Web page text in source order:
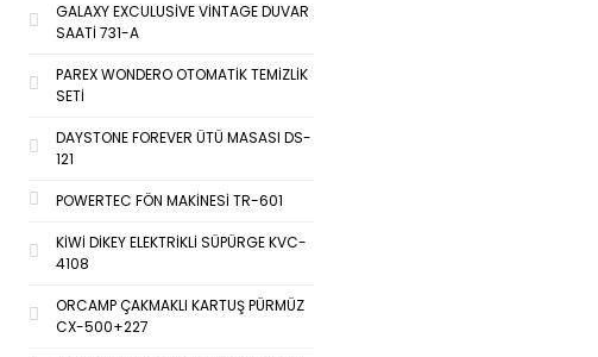
GALAXY EXCULUSİVE VİNTAGE DUVAR
SAATİ 731-A
PAREX WONDERO OTOMATİK TEMİZLİK
SETİ
DAYSTONE FOREVER ÜTÜ MASASI DS-
121
POWERTEC FÖN MAKİNESİ TR-601
KİWİ DİKEY ELEKTRİKLİ SÜPÜRGE KVC-
4108
ORCAMP ÇAKMAKLI KARTUŞ PÜRMÜZ
CX-500+227